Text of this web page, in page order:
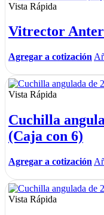
Vista Rápida
Vitrector
Agregar a cotización
Vista Rápida
Cuchilla
(Caja con 6)
Agregar a cotización
Vista Rápida